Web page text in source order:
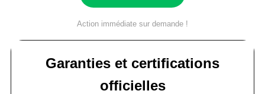
Action immédiate sur demande !
Garanties et certifications
officielles